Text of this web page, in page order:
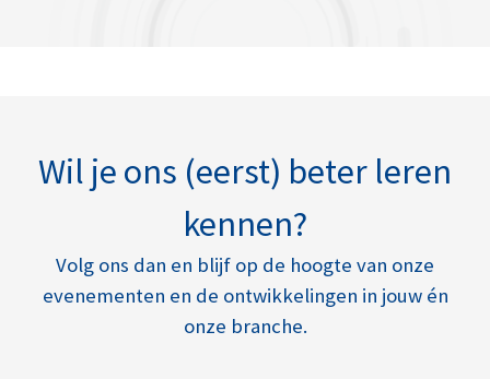
Wil je ons (eerst) beter leren
kennen?
Volg ons dan en blijf op de hoogte van onze
evenementen en de ontwikkelingen in jouw én
onze branche.